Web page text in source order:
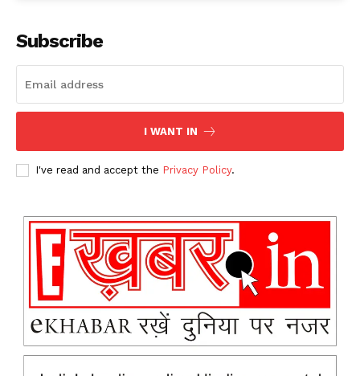
News Week
Magazine PRO
Subscribe
I WANT IN
I've read and accept the Privacy Policy.